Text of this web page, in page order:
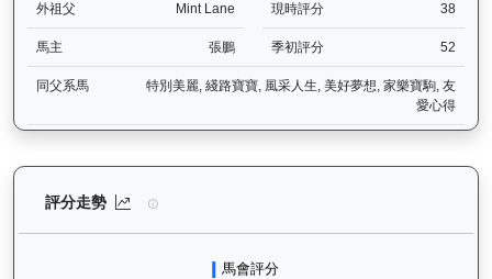
外祖父 Mint Lane 現時評分 38
馬主 張鵬 季初評分 52
同父系馬
特別美麗, 綫路寶寶, 風采人生, 美好夢想, 家樂寶駒, 友
愛心得
評分走勢 萬里鵬躍（L009）— 評分走勢圖表：追蹤香